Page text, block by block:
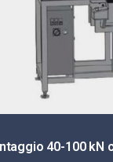
40-100 kN